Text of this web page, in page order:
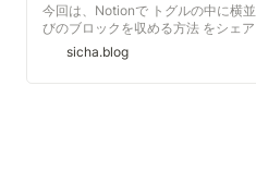
今回は、Notionで トグルの中に横並
びのブロックを収める方法 をシェア
します。 Notion ：情報整理アプ
リ。アメリカではNote-takin appと
して既にマジョリティ層まで浸透し
sicha.blog